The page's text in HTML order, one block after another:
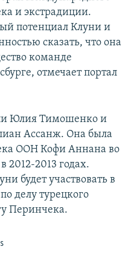
и экстрадиции.
потенциал Клуни и
сказать, что она
команде
отмечает портал
Юлия Тимошенко и
Ассанж. Она была
ООН Кофи Аннана во
2012-2013 годах.
будет участвовать в
делу турецкого
Перинчека.